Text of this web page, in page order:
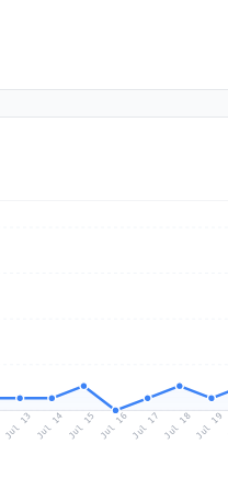
Jul 13 Jul 14 Jul 15 Jul 16Jul 17 Jul 18Jul 19